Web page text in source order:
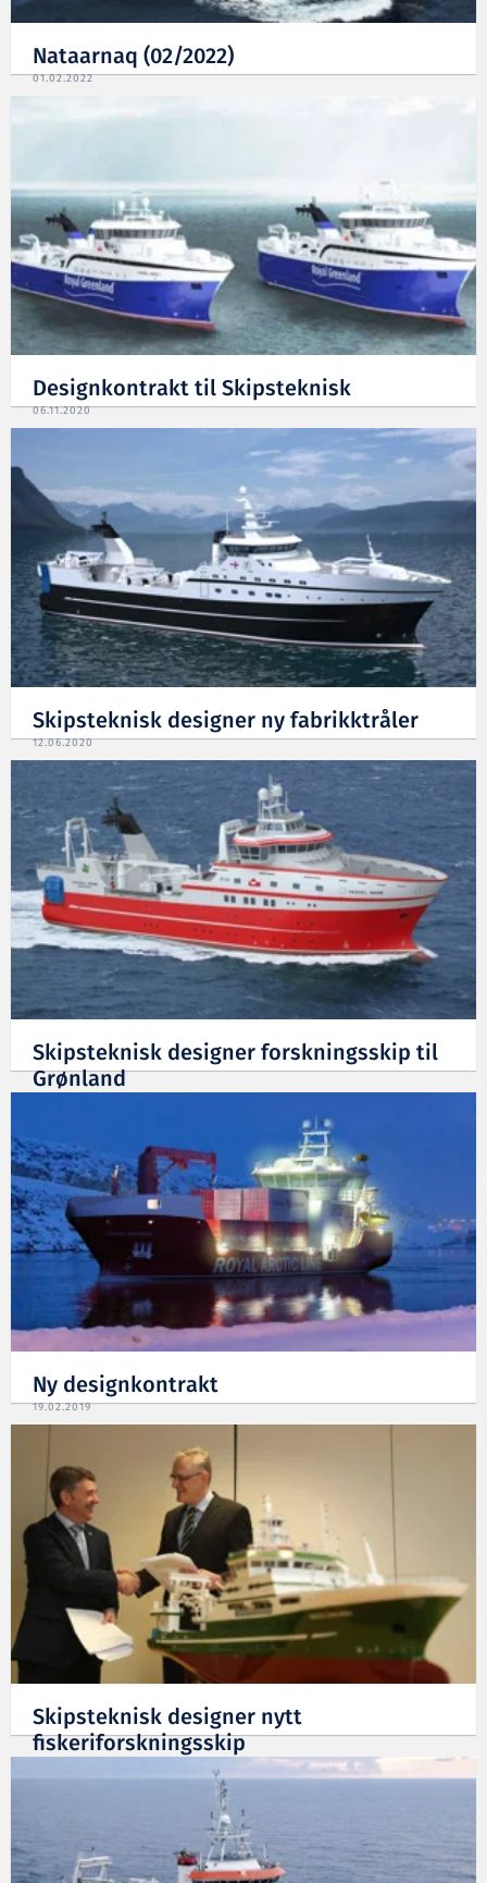
Nataarnaq (02/2022)
01.02.2022
Designkontrakt til Skipsteknisk
06.11.2020
Skipsteknisk designer ny fabrikktråler
12.06.2020
Skipsteknisk designer forskningsskip til
Grønland
Ny designkontrakt
19.02.2019
Skipsteknisk designer nytt
fiskeriforskningsskip